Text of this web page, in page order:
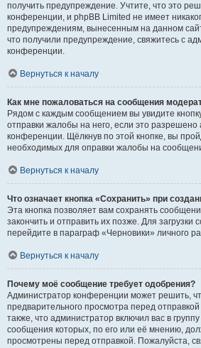
получить предупреждение. Учтите, что это
конференции, и phpBB Limited не имеет
предупреждениям, вынесенным на данном
что получили предупреждение, свяжитесь с
конференции.
Вернуться к началу
Как мне пожаловаться на сообщения
Рядом с каждым сообщением вы увидите
отправки жалобы на него, если это
конференции. Щёлкнув по этой кнопке, вы
необходимых для оправки жалобы на
Вернуться к началу
Что означает кнопка «Сохранить» при
Эта кнопка позволяет вам сохранять
закончить и отправить их позже. Для загрузки
перейдите в параграф «Черновики» личного
Вернуться к началу
Почему моё сообщение требует одобрения?
Администратор конференции может решить,
предварительного просмотра перед
также, что администратор включил вас в
сообщения которых, по его или её мнению,
просмотрены перед отправкой. Пожалуйста,